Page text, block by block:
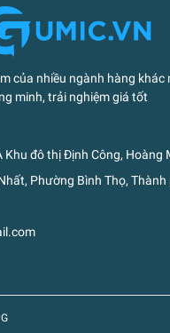
của nhiều ngành hàng
minh, trải nghiệm giá tốt
Khu đô thị Định Công, Hoàng
Phường Bình Thọ,